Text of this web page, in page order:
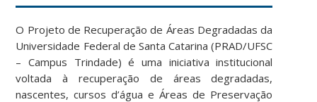
O Projeto de Recuperação de Áreas Degradadas da
Universidade Federal de Santa Catarina (PRAD/UFSC
– Campus Trindade) é uma iniciativa institucional
voltada à recuperação de áreas degradadas,
nascentes, cursos d’água e Áreas de Preservação